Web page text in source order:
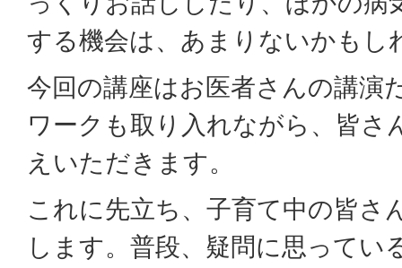
する機会は、あまりないかもし
今回の講座はお医者さんの講演
ワークも取り入れながら、皆さ
えいただきます。
これに先立ち、子育て中の皆さ
します。普段、疑問に思ってい